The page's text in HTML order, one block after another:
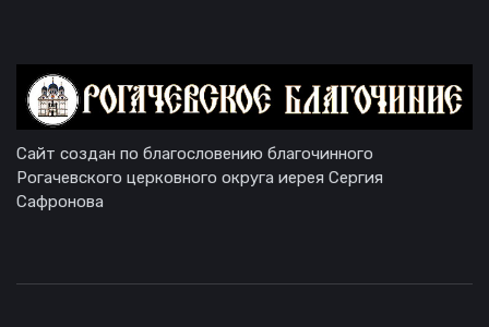
Сайт создан по благословению благочинного
Рогачевского церковного округа иерея Сергия
Сафронова